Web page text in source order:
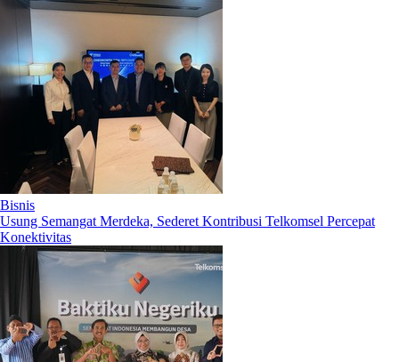
Bisnis
Usung Semangat Merdeka, Sederet Kontribusi Telkomsel Percepat
Konektivitas